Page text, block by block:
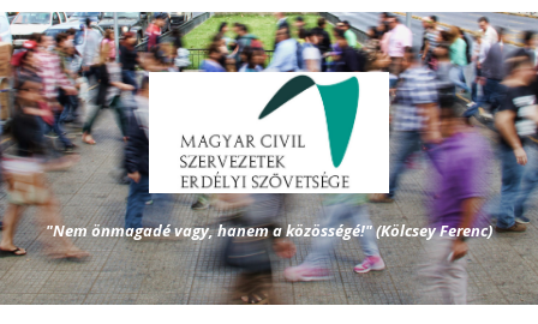
"Nem önmagadé vagy, hanem a közösségé!" (Kölcsey Ferenc)